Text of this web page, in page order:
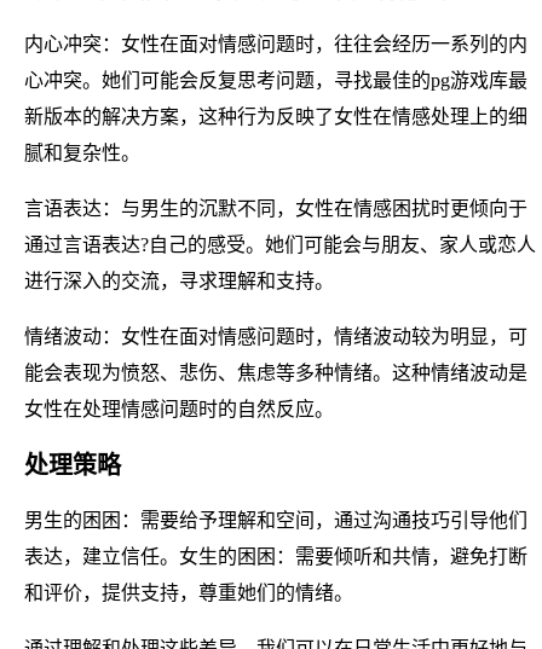
内心冲突：女性在面对情感问题时，往往会经历一系列的内
心冲突。她们可能会反复思考问题，寻找最佳的pg游戏库最
新版本的解决方案，这种行为反映了女性在情感处理上的细
腻和复杂性。
言语表达：与男生的沉默不同，女性在情感困扰时更倾向于
通过言语表达?自己的感受。她们可能会与朋友、家人或恋人
进行深入的交流，寻求理解和支持。
情绪波动：女性在面对情感问题时，情绪波动较为明显，可
能会表现为愤怒、悲伤、焦虑等多种情绪。这种情绪波动是
女性在处理情感问题时的自然反应。
处理策略
男生的困困：需要给予理解和空间，通过沟通技巧引导他们
表达，建立信任。女生的困困：需要倾听和共情，避免打断
和评价，提供支持，尊重她们的情绪。